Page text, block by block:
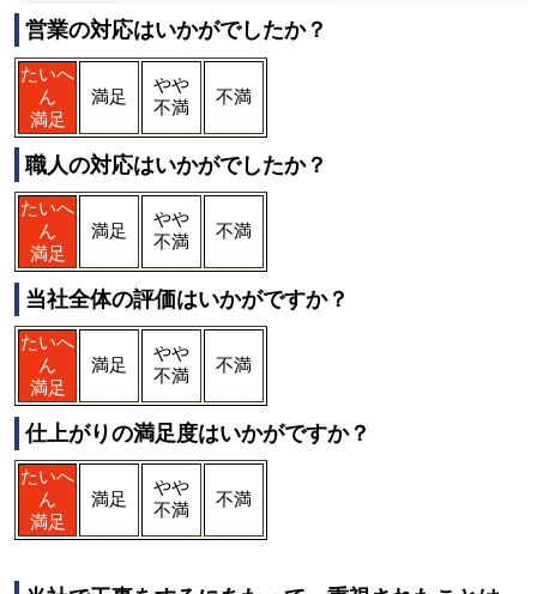
営業の対応はいかがでしたか？
たいへ
ん
満足
満足
やや
不満
不満
職人の対応はいかがでしたか？
たいへ
ん
満足
満足
やや
不満
不満
当社全体の評価はいかがですか？
たいへ
ん
満足
満足
やや
不満
不満
仕上がりの満足度はいかがですか？
たいへ
ん
満足
満足
やや
不満
不満